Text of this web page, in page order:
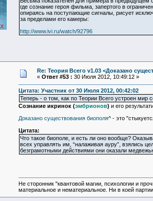
где сознание героя фильма, запертого в
опираясь на поступающие сигналы, рисует
за пределами его камеры:
http://www.ivi.ru/watch/92796
Re: Теория Всего v1.03 <Доказано
« Ответ #53 : 30 Июля 2012, 10:49:12 »
Цитата: Участник от 30 Июля 2012, 00:42:02
Теперь - о том, как по Теории Всего устроен мир
Сознание икринок (эмбрионов) и его
Доказано существования биополя^ - это
Цитата:
Что такое биополе, и есть ли оно вообще?
всех управлять им, “налаживая ауру”, взялись
безграмотными действиями они оказали
Не сторонник "квантовой магии, психологии и
материальное и нематериальное. Ни в коей